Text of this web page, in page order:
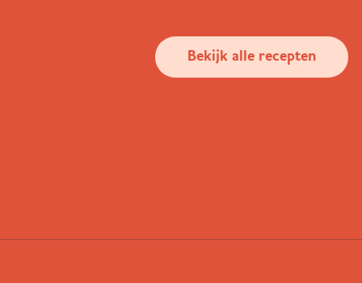
Bekijk alle recepten